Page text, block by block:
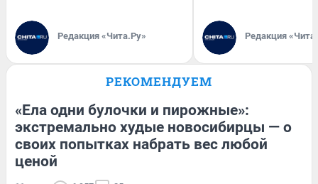
Редакция «Чита.Ру» Редакция
РЕКОМЕНДУЕМ
«Ела одни булочки и пирожные»:
экстремально худые новосибирцы — о
своих попытках набрать вес любой
ценой